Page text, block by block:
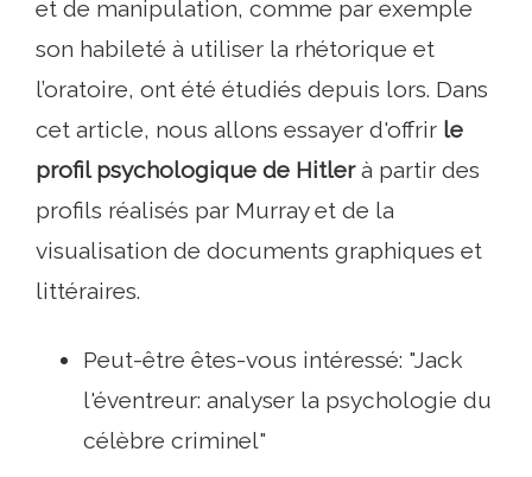
et de manipulation, comme par exemple
son habileté à utiliser la rhétorique et
l’oratoire, ont été étudiés depuis lors. Dans
cet article, nous allons essayer d'offrir le
profil psychologique de Hitlerà partir des
profils réalisés par Murray et de la
visualisation de documents graphiques et
littéraires.
Peut-être êtes-vous intéressé: "Jack
l'éventreur: analyser la psychologie du
célèbre criminel"